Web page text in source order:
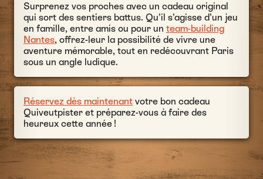
Surprenez vos proches avec un cadeau original
qui sort des sentiers battus. Qu’il s’agisse d’un jeu
en famille, entre amis ou pour un team-building
Nantes, offrez-leur la possibilité de vivre une
aventure mémorable, tout en redécouvrant Paris
sous un angle ludique.
Réservez dès maintenant votre bon cadeau
Quiveutpister et préparez-vous à faire des
heureux cette année !